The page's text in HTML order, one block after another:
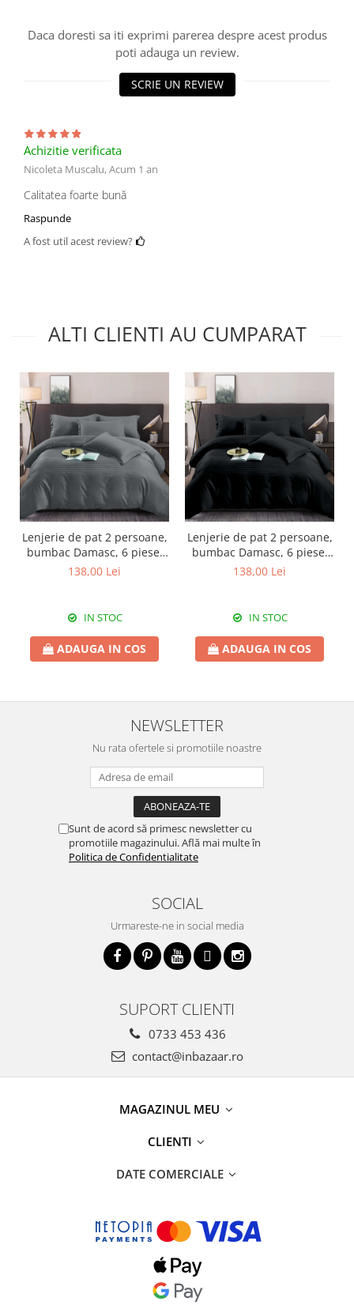
Daca doresti sa iti exprimi parerea despre acest produs
poti adauga un review.
SCRIE UN REVIEW
Achizitie verificata
Nicoleta Muscalu,Acum 1 an
Calitatea foarte bună
Raspunde
A fost util acest review?
ALTI CLIENTI AU CUMPARAT
Lenjerie de pat 2 persoane,
bumbac Damasc, 6 piese,
uni, SSD37
138,00 Lei
IN STOC
ADAUGA IN COS
Lenjerie de pat 2 persoane,
bumbac Damasc, 6 piese,
uni, SSD50
138,00 Lei
IN STOC
ADAUGA IN COS
NEWSLETTER
Nu rata ofertele si promotiile noastre
Sunt de acord să primesc newsletter cu
promotiile magazinului. Află mai multe în
Politica de Confidentialitate
SOCIAL
Urmareste-ne in social media
SUPORT CLIENTI
0733 453 436
contact@inbazaar.ro
MAGAZINUL MEU
CLIENTI
DATE COMERCIALE